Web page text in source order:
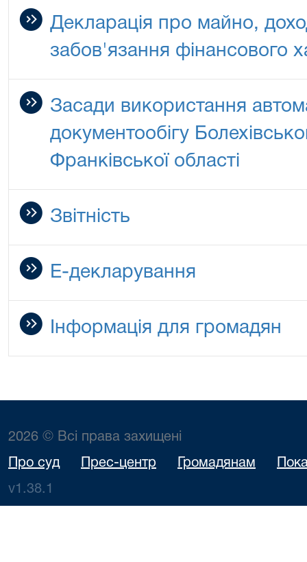
Декларація про майно,
забов'язання фінансового
Засади використання
документообігу
Франківської області
Звітність
Е-декларування
Інформація для громадян
2026 © Всі права захищені
Про суд Прес-центр Громадянам
v1.38.1